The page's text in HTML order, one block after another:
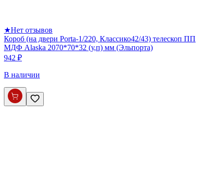
★Нет отзывов
Короб (на двери Porta-1/220, Классико42/43) телескоп ПП
МДФ Alaska 2070*70*32 (у,п) мм (Эльпорта)
942 ₽
В наличии